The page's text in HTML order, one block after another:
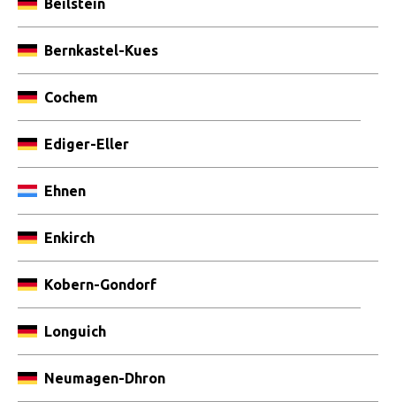
Name des Dorfes
Beilstein
Bernkastel-Kues
Cochem
Ediger-Eller
Ehnen
Enkirch
Kobern-Gondorf
Longuich
Neumagen-Dhron